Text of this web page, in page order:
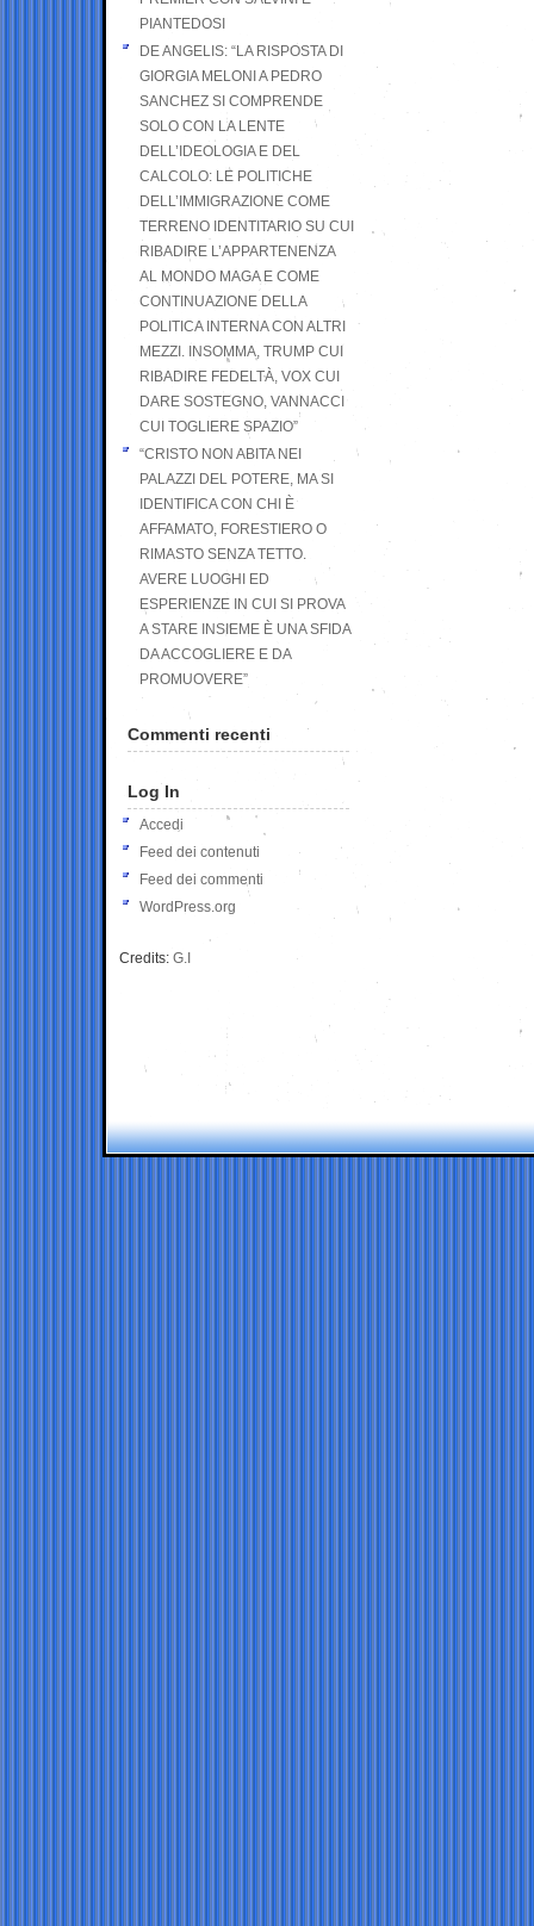
PIANTEDOSI
DE ANGELIS: “LA RISPOSTA DI
GIORGIA MELONI A PEDRO
SANCHEZ SI COMPRENDE
SOLO CON LA LENTE
DELL’IDEOLOGIA E DEL
CALCOLO: LE POLITICHE
DELL’IMMIGRAZIONE COME
TERRENO IDENTITARIO SU CUI
RIBADIRE L’APPARTENENZA
AL MONDO MAGA E COME
CONTINUAZIONE DELLA
POLITICA INTERNA CON ALTRI
MEZZI. INSOMMA, TRUMP CUI
RIBADIRE FEDELTÀ, VOX CUI
DARE SOSTEGNO, VANNACCI
CUI TOGLIERE SPAZIO”
“CRISTO NON ABITA NEI
PALAZZI DEL POTERE, MA SI
IDENTIFICA CON CHI È
AFFAMATO, FORESTIERO O
RIMASTO SENZA TETTO.
AVERE LUOGHI ED
ESPERIENZE IN CUI SI PROVA
A STARE INSIEME È UNA SFIDA
DA ACCOGLIERE E DA
PROMUOVERE”
Commenti recenti
Log In
Accedi
Feed dei contenuti
Feed dei commenti
WordPress.org
Credits: G.I